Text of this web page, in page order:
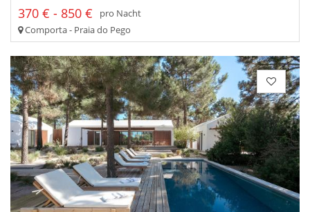
370 € - 850 €
pro Nacht
Comporta - Praia do Pego